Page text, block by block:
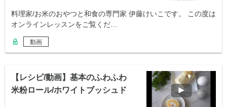
料理家/お米のおやつと和食の専門家 伊藤けいこです。 この度は
オンラインレッスンをご覧くだ…
動画
【レシピ/動画】基本のふわふわ
米粉ロール/ホワイトブッシュド